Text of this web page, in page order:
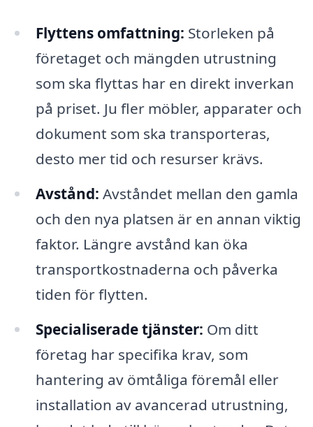
Flyttens omfattning: Storleken på
företaget och mängden utrustning
som ska flyttas har en direkt inverkan
på priset. Ju fler möbler, apparater och
dokument som ska transporteras,
desto mer tid och resurser krävs.
Avstånd: Avståndet mellan den gamla
och den nya platsen är en annan viktig
faktor. Längre avstånd kan öka
transportkostnaderna och påverka
tiden för flytten.
Specialiserade tjänster: Om ditt
företag har specifika krav, som
hantering av ömtåliga föremål eller
installation av avancerad utrustning,